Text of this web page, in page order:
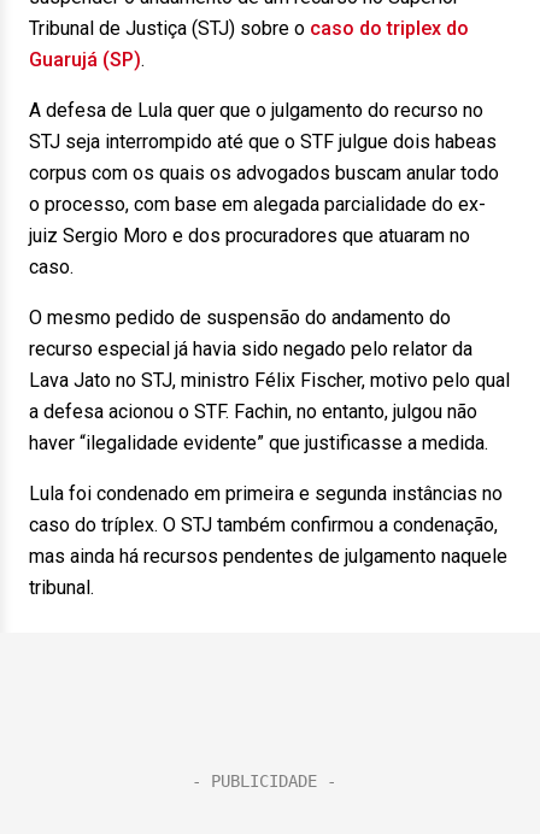
Tribunal de Justiça (STJ) sobre o caso do triplex do
Guarujá (SP).
A defesa de Lula quer que o julgamento do recurso no
STJ seja interrompido até que o STF julgue dois habeas
corpus com os quais os advogados buscam anular todo
o processo, com base em alegada parcialidade do ex-
juiz Sergio Moro e dos procuradores que atuaram no
caso.
O mesmo pedido de suspensão do andamento do
recurso especial já havia sido negado pelo relator da
Lava Jato no STJ, ministro Félix Fischer, motivo pelo qual
a defesa acionou o STF. Fachin, no entanto, julgou não
haver “ilegalidade evidente” que justificasse a medida.
Lula foi condenado em primeira e segunda instâncias no
caso do tríplex. O STJ também confirmou a condenação,
mas ainda há recursos pendentes de julgamento naquele
tribunal.